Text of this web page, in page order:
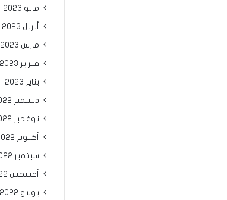
مايو 2023
أبريل 2023
مارس 2023
فبراير 2023
يناير 2023
ديسمبر 2022
نوفمبر 2022
أكتوبر 2022
سبتمبر 2022
أغسطس 2022
يوليو 2022